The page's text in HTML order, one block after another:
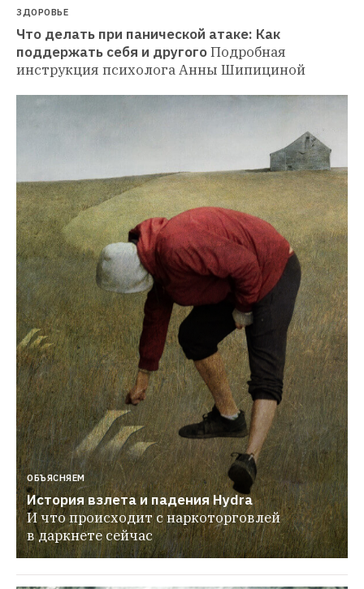
ЗДОРОВЬЕ
Что делать при панической атаке: Как
поддержать себя и другогоПодробная
инструкция психолога Анны Шипициной
ОБЪЯСНЯЕМ
История взлета и падения Hydra
И что происходит с наркоторговлей
в даркнете сейчас